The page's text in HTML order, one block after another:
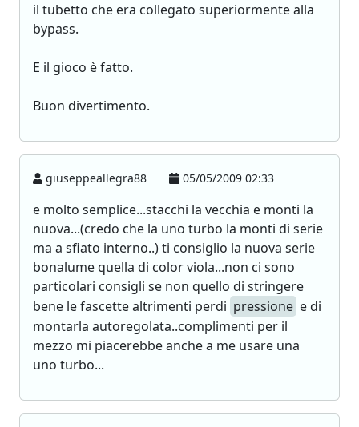
il tubetto che era collegato superiormente alla
bypass.
E il gioco è fatto.
Buon divertimento.
giuseppeallegra88 05/05/2009 02:33
e molto semplice...stacchi la vecchia e monti la
nuova...(credo che la uno turbo la monti di serie
ma a sfiato interno..) ti consiglio la nuova serie
bonalume quella di color viola...non ci sono
particolari consigli se non quello di stringere
bene le fascette altrimenti perdi pressione e di
montarla autoregolata..complimenti per il
mezzo mi piacerebbe anche a me usare una
uno turbo...